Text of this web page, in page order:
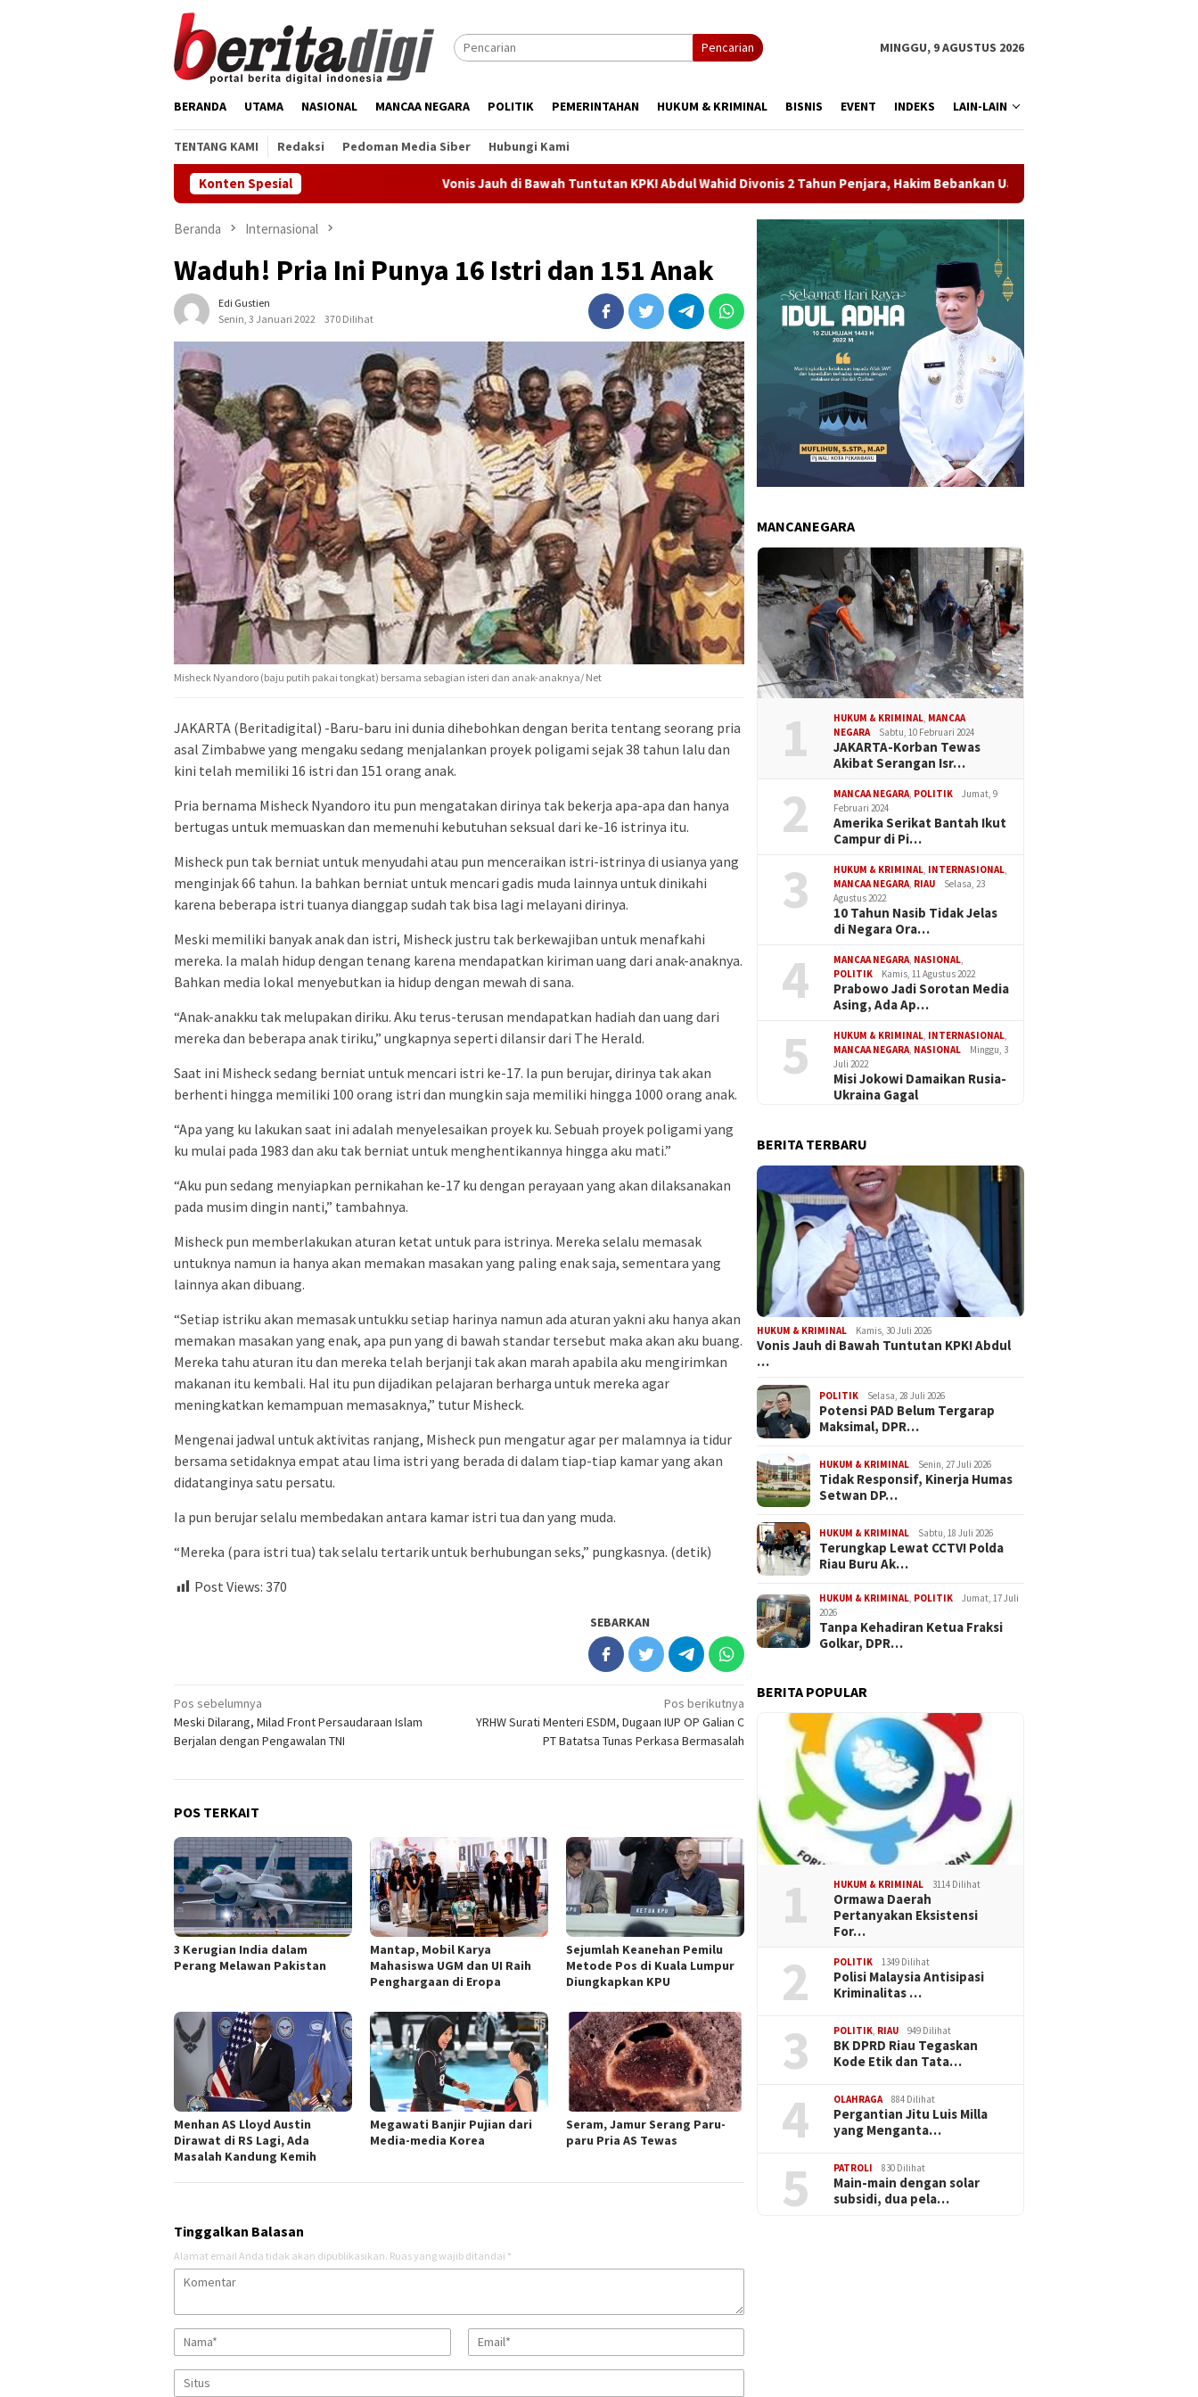
Pencarian MINGGU, 9 AGUSTUS 2026
BERANDA UTAMA NASIONAL MANCAA NEGARA POLITIK PEMERINTAHAN HUKUM & KRIMINAL BISNIS EVENT INDEKS LAIN-LAIN
TENTANG KAMI Redaksi Pedoman Media Siber Hubungi Kami
Konten Spesial Vonis Jauh di Bawah Tuntutan KPK! Abdul Wahid Divonis 2 Tahun Penjara, Hakim Bebankan Uang Pengganti Rp1,45 Miliar
Beranda Internasional
Waduh! Pria Ini Punya 16 Istri dan 151 Anak
Edi Gustien
Senin, 3 Januari 2022
370 Dilihat
Misheck Nyandoro (baju putih pakai tongkat) bersama sebagian isteri dan anak-anaknya/ Net
JAKARTA (Beritadigital) -Baru-baru ini dunia dihebohkan dengan berita tentang seorang pria
asal Zimbabwe yang mengaku sedang menjalankan proyek poligami sejak 38 tahun lalu dan
kini telah memiliki 16 istri dan 151 orang anak.
Pria bernama Misheck Nyandoro itu pun mengatakan dirinya tak bekerja apa-apa dan hanya
bertugas untuk memuaskan dan memenuhi kebutuhan seksual dari ke-16 istrinya itu.
Misheck pun tak berniat untuk menyudahi atau pun menceraikan istri-istrinya di usianya yang
menginjak 66 tahun. Ia bahkan berniat untuk mencari gadis muda lainnya untuk dinikahi
karena beberapa istri tuanya dianggap sudah tak bisa lagi melayani dirinya.
Meski memiliki banyak anak dan istri, Misheck justru tak berkewajiban untuk menafkahi
mereka. Ia malah hidup dengan tenang karena mendapatkan kiriman uang dari anak-anaknya.
Bahkan media lokal menyebutkan ia hidup dengan mewah di sana.
“Anak-anakku tak melupakan diriku. Aku terus-terusan mendapatkan hadiah dan uang dari
mereka dan beberapa anak tiriku,” ungkapnya seperti dilansir dari The Herald.
Saat ini Misheck sedang berniat untuk mencari istri ke-17. Ia pun berujar, dirinya tak akan
berhenti hingga memiliki 100 orang istri dan mungkin saja memiliki hingga 1000 orang anak.
“Apa yang ku lakukan saat ini adalah menyelesaikan proyek ku. Sebuah proyek poligami yang
ku mulai pada 1983 dan aku tak berniat untuk menghentikannya hingga aku mati.”
“Aku pun sedang menyiapkan pernikahan ke-17 ku dengan perayaan yang akan dilaksanakan
pada musim dingin nanti,” tambahnya.
Misheck pun memberlakukan aturan ketat untuk para istrinya. Mereka selalu memasak
untuknya namun ia hanya akan memakan masakan yang paling enak saja, sementara yang
lainnya akan dibuang.
“Setiap istriku akan memasak untukku setiap harinya namun ada aturan yakni aku hanya akan
memakan masakan yang enak, apa pun yang di bawah standar tersebut maka akan aku buang.
Mereka tahu aturan itu dan mereka telah berjanji tak akan marah apabila aku mengirimkan
makanan itu kembali. Hal itu pun dijadikan pelajaran berharga untuk mereka agar
meningkatkan kemampuan memasaknya,” tutur Misheck.
Mengenai jadwal untuk aktivitas ranjang, Misheck pun mengatur agar per malamnya ia tidur
bersama setidaknya empat atau lima istri yang berada di dalam tiap-tiap kamar yang akan
didatanginya satu persatu.
Ia pun berujar selalu membedakan antara kamar istri tua dan yang muda.
“Mereka (para istri tua) tak selalu tertarik untuk berhubungan seks,” pungkasnya. (detik)
Post Views: 370
SEBARKAN
Navigasi
pos
Pos sebelumnya
Meski Dilarang, Milad Front Persaudaraan Islam
Berjalan dengan Pengawalan TNI
Pos berikutnya
YRHW Surati Menteri ESDM, Dugaan IUP OP Galian C
PT Batatsa Tunas Perkasa Bermasalah
POS TERKAIT
3 Kerugian India dalam
Perang Melawan Pakistan
Mantap, Mobil Karya
Mahasiswa UGM dan UI Raih
Penghargaan di Eropa
Sejumlah Keanehan Pemilu
Metode Pos di Kuala Lumpur
Diungkapkan KPU
Menhan AS Lloyd Austin
Dirawat di RS Lagi, Ada
Masalah Kandung Kemih
Megawati Banjir Pujian dari
Media-media Korea
Seram, Jamur Serang Paru-
paru Pria AS Tewas
Tinggalkan Balasan
Alamat email Anda tidak akan dipublikasikan. Ruas yang wajib ditandai *
MANCANEGARA
1 HUKUM & KRIMINAL, MANCAA
NEGARA
Sabtu, 10 Februari 2024
JAKARTA-Korban Tewas
Akibat Serangan Isr…
2 MANCAA NEGARA, POLITIK
Jumat, 9
Februari 2024
Amerika Serikat Bantah Ikut
Campur di Pi…
3 HUKUM & KRIMINAL, INTERNASIONAL,
MANCAA NEGARA, RIAU
Selasa, 23
Agustus 2022
10 Tahun Nasib Tidak Jelas
di Negara Ora…
4 MANCAA NEGARA, NASIONAL,
POLITIK
Kamis, 11 Agustus 2022
Prabowo Jadi Sorotan Media
Asing, Ada Ap…
5 HUKUM & KRIMINAL, INTERNASIONAL,
MANCAA NEGARA, NASIONAL
Minggu, 3
Juli 2022
Misi Jokowi Damaikan Rusia-
Ukraina Gagal
BERITA TERBARU
HUKUM & KRIMINAL Kamis, 30 Juli 2026
Vonis Jauh di Bawah Tuntutan KPK! Abdul
…
POLITIK Selasa, 28 Juli 2026
Potensi PAD Belum Tergarap
Maksimal, DPR…
HUKUM & KRIMINAL Senin, 27 Juli 2026
Tidak Responsif, Kinerja Humas
Setwan DP…
HUKUM & KRIMINAL Sabtu, 18 Juli 2026
Terungkap Lewat CCTV! Polda
Riau Buru Ak…
HUKUM & KRIMINAL, POLITIK
Jumat, 17 Juli
2026
Tanpa Kehadiran Ketua Fraksi
Golkar, DPR…
BERITA POPULAR
1 HUKUM & KRIMINAL 3114 Dilihat
Ormawa Daerah
Pertanyakan Eksistensi
For…
2 POLITIK 1349 Dilihat
Polisi Malaysia Antisipasi
Kriminalitas …
3 POLITIK, RIAU 949 Dilihat
BK DPRD Riau Tegaskan
Kode Etik dan Tata…
4 OLAHRAGA 884 Dilihat
Pergantian Jitu Luis Milla
yang Menganta…
5 PATROLI 830 Dilihat
Main-main dengan solar
subsidi, dua pela…